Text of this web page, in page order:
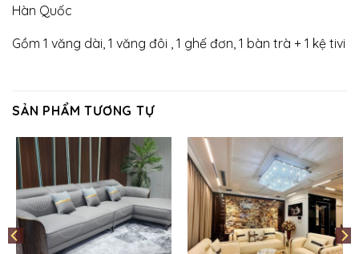
Hàn Quốc
Gồm 1 văng dài, 1 văng đôi , 1 ghế đơn, 1 bàn trà + 1 kệ tivi
SẢN PHẨM TƯƠNG TỰ